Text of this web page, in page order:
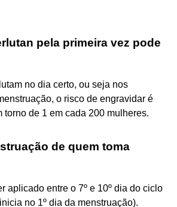
pela primeira vez pode
no dia certo, ou seja nos
o risco de engravidar é
torno de 1 em cada 200 mulheres.
de quem toma
aplicado entre o 7º e 10º dia do ciclo
no 1º dia da menstruação).